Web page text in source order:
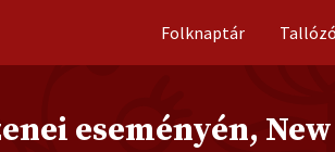
Folknaptár Tallózó
eseményén,